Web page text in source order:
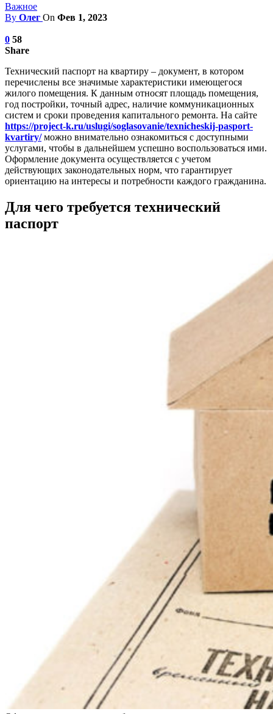
Важное
By Олег On Фев 1, 2023
0 58
Share
Технический паспорт на квартиру – документ, в котором
перечислены все значимые характеристики имеющегося
жилого помещения. К данным относят площадь помещения,
год постройки, точный адрес, наличие коммуникационных
систем и сроки проведения капитального ремонта. На сайте
https://project-k.ru/uslugi/soglasovanie/texnicheskij-pasport-
kvartiry/можно внимательно ознакомиться с доступными
услугами, чтобы в дальнейшем успешно воспользоваться ими.
Оформление документа осуществляется с учетом
действующих законодательных норм, что гарантирует
ориентацию на интересы и потребности каждого гражданина.
Для чего требуется технический
паспорт